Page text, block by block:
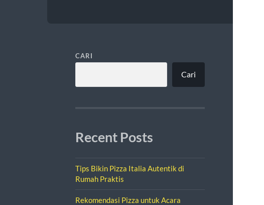
CARI
Cari
Recent Posts
Tips Bikin Pizza Italia Autentik di
Rumah Praktis
Rekomendasi Pizza untuk Acara